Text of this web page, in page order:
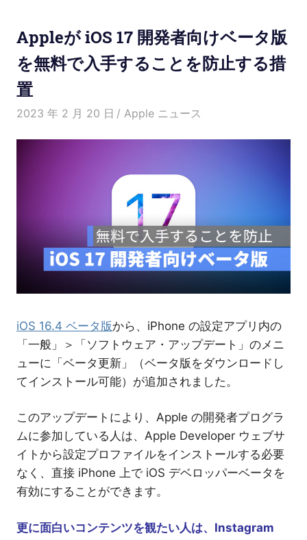
便
利
機
紹
Appleが iOS 17 開発者向けベータ版
を無料で入手することを防止する措
置
2023 年 2 月 20 日 Kenny
Apple ニュース
iOS 16.4 ベータ版から、iPhone の設定アプリ内の
「一般」＞「ソフトウェア・アップデート」のメニ
ューに「ベータ更新」（ベータ版をダウンロードし
てインストール可能）が追加されました。
このアップデートにより、Apple の開発者プログラ
ムに参加している人は、Apple Developer ウェブサ
イトから設定プロファイルをインストールする必要
なく、直接 iPhone 上で iOS デベロッパーベータを
有効にすることができます。
更に面白いコンテンツを観たい人は、Instagram